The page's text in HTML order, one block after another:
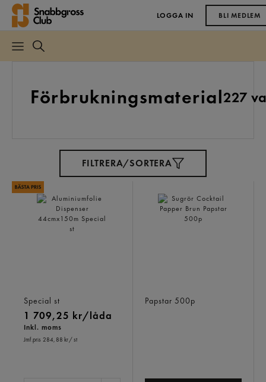
LOGGA IN BLI MEDLEM
Förbrukningsmaterial227
FILTRERA/SORTERA
Special st
1 709,25 kr/låda
Inkl. moms
Jmf.pris 284,88 kr/ st
Papstar 500p